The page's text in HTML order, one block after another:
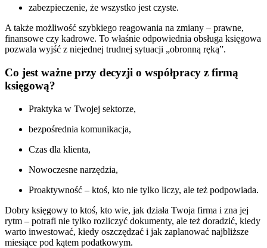
zabezpieczenie, że wszystko jest czyste.
A także możliwość szybkiego reagowania na zmiany – prawne,
finansowe czy kadrowe. To właśnie odpowiednia obsługa księgowa
pozwala wyjść z niejednej trudnej sytuacji „obronną ręką”.
Co jest ważne przy decyzji o współpracy z firmą
księgową?
Praktyka w Twojej sektorze,
bezpośrednia komunikacja,
Czas dla klienta,
Nowoczesne narzędzia,
Proaktywność – ktoś, kto nie tylko liczy, ale też podpowiada.
Dobry księgowy to ktoś, kto wie, jak działa Twoja firma i zna jej
rytm – potrafi nie tylko rozliczyć dokumenty, ale też doradzić, kiedy
warto inwestować, kiedy oszczędzać i jak zaplanować najbliższe
miesiące pod kątem podatkowym.